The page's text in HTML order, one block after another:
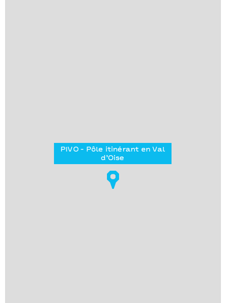
PIVO - Pôle itinérant en Val
d’Oise